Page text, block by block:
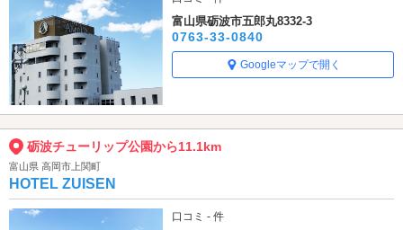
富山県砺波市五郎丸8332-3
0763-33-0840
Googleマップで開く
砺波チューリップ公園から11.1km
富山県 高岡市上関町
HOTEL ZUISEN
口コミ - 件